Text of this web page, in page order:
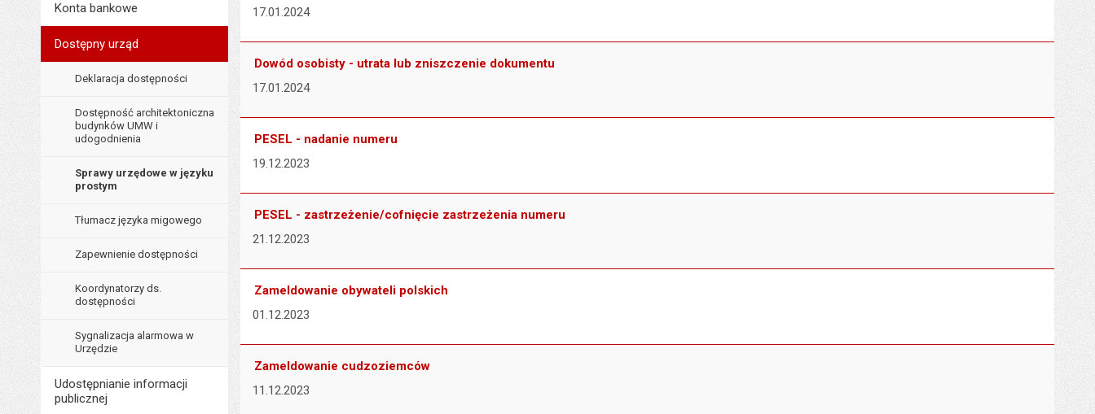
Konta bankowe
Dostępny urząd
Deklaracja dostępności
Dostępność architektoniczna
budynków UMW i
udogodnienia
Sprawy urzędowe w języku
prostym
Tłumacz języka migowego
Zapewnienie dostępności
Koordynatorzy ds.
dostępności
Sygnalizacja alarmowa w
Urzędzie
Udostępnianie informacji
publicznej
17.01.2024
Dowód osobisty - utrata lub zniszczenie dokumentu
17.01.2024
PESEL - nadanie numeru
19.12.2023
PESEL - zastrzeżenie/cofnięcie zastrzeżenia numeru
21.12.2023
Zameldowanie obywateli polskich
01.12.2023
Zameldowanie cudzoziemców
11.12.2023